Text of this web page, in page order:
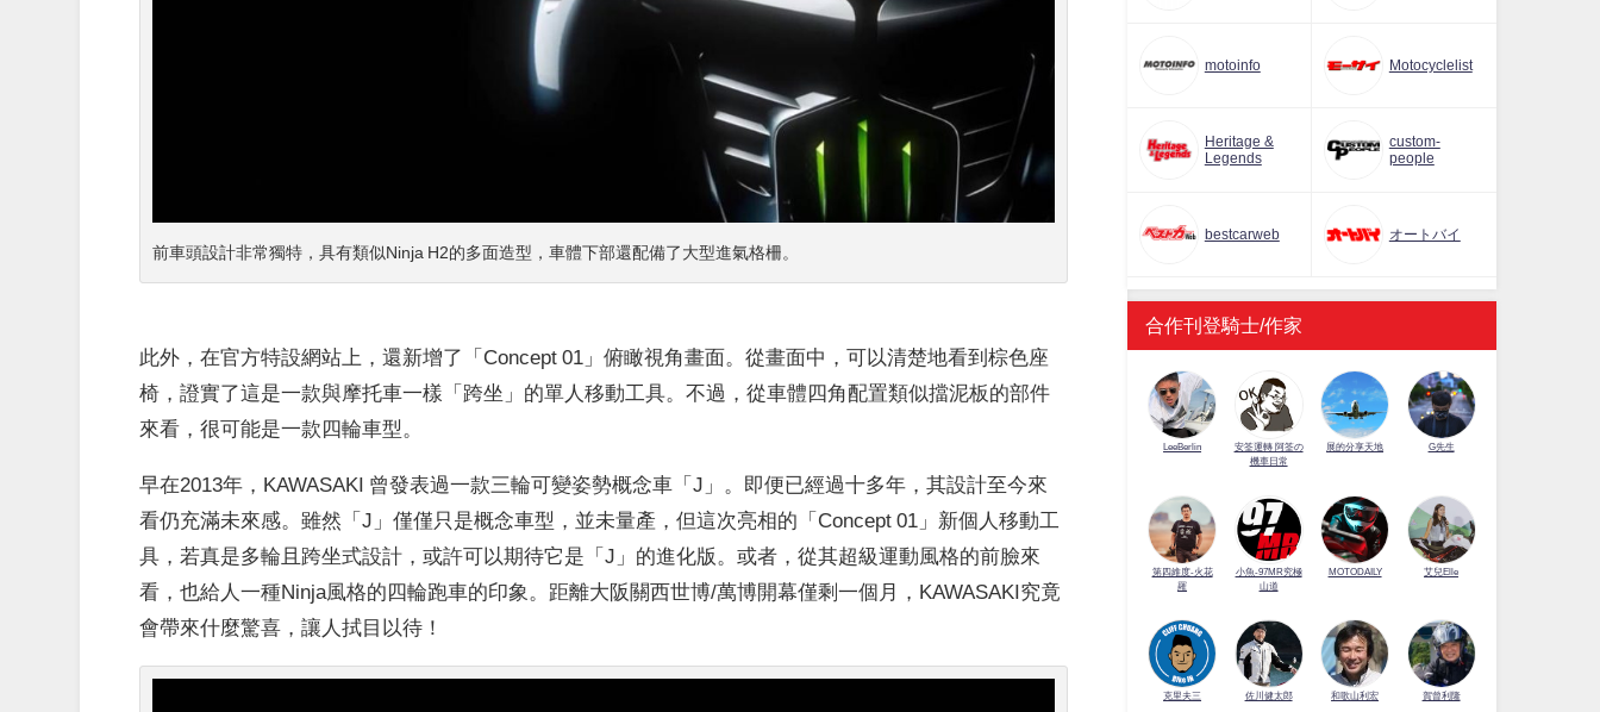
前車頭設計非常獨特，具有類似Ninja H2的多面造型，車體下部還配備了大型進氣格柵。
此外，在官方特設網站上，還新增了「Concept 01」俯瞰視角畫面。從畫面中，可以清楚地看到棕色座
椅，證實了這是一款與摩托車一樣「跨坐」的單人移動工具。不過，從車體四角配置類似擋泥板的部件
來看，很可能是一款四輪車型。
早在2013年，KAWASAKI 曾發表過一款三輪可變姿勢概念車「J」。即便已經過十多年，其設計至今來
看仍充滿未來感。雖然「J」僅僅只是概念車型，並未量產，但這次亮相的「Concept 01」新個人移動工
具，若真是多輪且跨坐式設計，或許可以期待它是「J」的進化版。或者，從其超級運動風格的前臉來
看，也給人一種Ninja風格的四輪跑車的印象
。距離大阪關西世博/萬博開幕僅剩一個月，KAWASAKI究竟
會帶來什麼驚喜，讓人拭目以待！
motoinfo Motocyclelist
Heritage &
Legends
custom-
people
bestcarweb オートバイ
合作刊登騎士/作家
LeeBerlin
安筌運轉 阿筌の
機車日常
展的分享天地 G先生
第四維度-火花
羅
小魚-97MR究極
山道
MOTODAILY 艾兒Elle
克里夫三 佐川健太郎 和歌山利宏 賀曾利隆